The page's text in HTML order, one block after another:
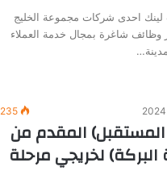
احدى شركات مجموعة الخليج
وظائف شاغرة بمجال خدمة العملاء
235
المستقبل) المقدم من
لخريجي مرحلة